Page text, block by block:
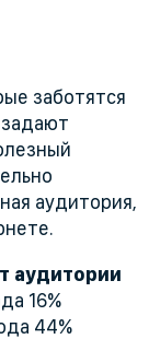
заботятся
аудитория,
аудитории
16%
44%